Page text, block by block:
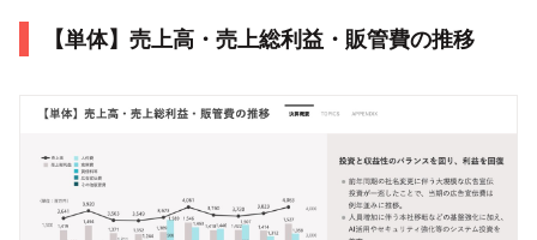
【単体】売上高・売上総利益・販管費の推移